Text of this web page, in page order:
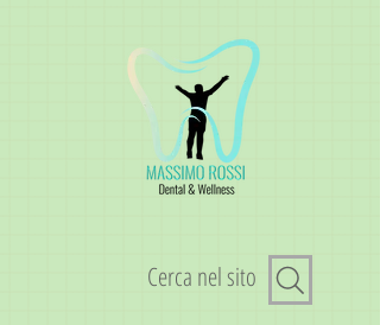
Cerca nel sito